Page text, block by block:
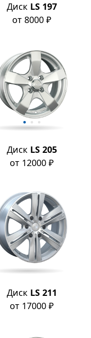
Диск LS 197
от 8000 ₽
Диск LS 205
от 12000 ₽
Диск LS 211
от 17000 ₽